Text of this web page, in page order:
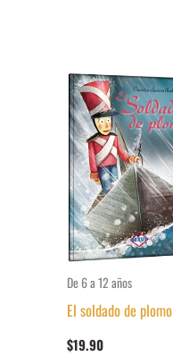
De 6 a 12 años
El soldado de plomo
$19.90